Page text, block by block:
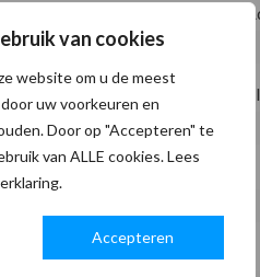
van cookies
website om u de meest
uw voorkeuren en
Door op "Accepteren" te
van ALLE cookies. Lees
Accepteren